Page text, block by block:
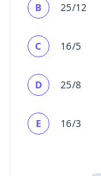
B 25/12
C 16/5
D 25/8
E 16/3